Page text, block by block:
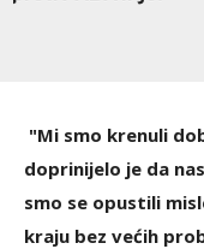
"Mi smo krenuli
doprinijelo je da
smo se opustili
kraju bez većih